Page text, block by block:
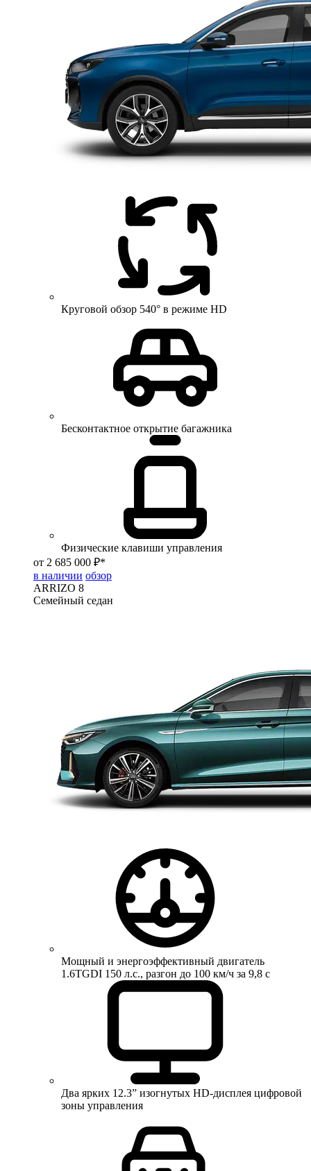
Круговой обзор 540° в режиме HD
Бесконтактное открытие багажника
Физические клавиши управления
от 2 685 000 ₽*
в наличии обзор
ARRIZO 8
Семейный седан
Мощный и энергоэффективный двигатель
1.6TGDI 150 л.с., разгон до 100 км/ч за 9,8 с
Два ярких 12.3” изогнутых HD-дисплея цифровой
зоны управления